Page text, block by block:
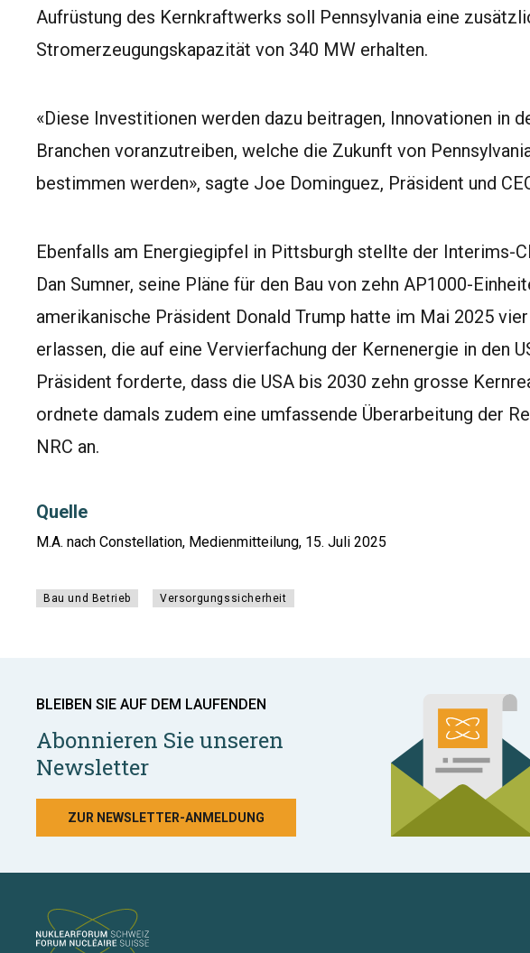
Aufrüstung des Kernkraftwerks soll Pennsylvania eine
Stromerzeugungskapazität von 340 MW erhalten.
«Diese Investitionen werden dazu beitragen, Innovationen in
Branchen voranzutreiben, welche die Zukunft von
bestimmen werden», sagte Joe Dominguez, Präsident und
Ebenfalls am Energiegipfel in Pittsburgh stellte der Interims-
Dan Sumner, seine Pläne für den Bau von zehn AP1000-
amerikanische Präsident Donald Trump hatte im Mai 2025
erlassen, die auf eine Vervierfachung der Kernenergie in den
Präsident forderte, dass die USA bis 2030 zehn grosse
ordnete damals zudem eine umfassende Überarbeitung der
NRC an.
Quelle
M.A. nach Constellation, Medienmitteilung, 15. Juli 2025
Bau und Betrieb Versorgungssicherheit
BLEIBEN SIE AUF DEM LAUFENDEN
Abonnieren Sie unseren
Newsletter
ZUR NEWSLETTER-ANMELDUNG